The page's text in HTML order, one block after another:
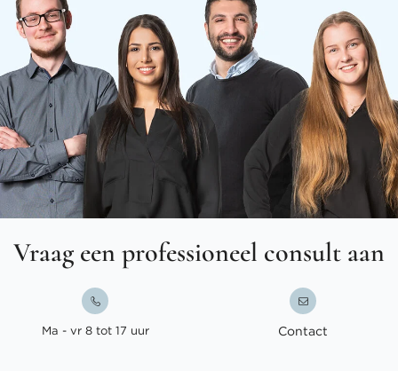
Vraag een professioneel consult aan
Ma - vr 8 tot 17 uur Contact